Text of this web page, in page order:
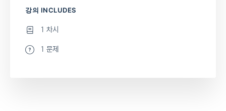
강의 INCLUDES
1 차시
1 문제